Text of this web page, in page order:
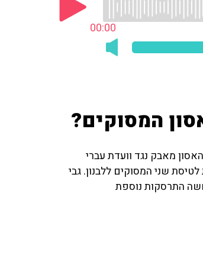
00:00
המסוקים?
מאבק נגד וועדת עברי
שני המסוקים ללבנון. גבי